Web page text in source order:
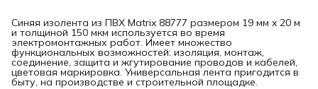
Синяя изолента из ПВХ Matrix 88777 размером 19 мм x 20 м
и толщиной 150 мкм используется во время
электромонтажных работ. Имеет множество
функциональных возможностей: изоляция, монтаж,
соединение, защита и жгутирование проводов и кабелей,
цветовая маркировка. Универсальная лента пригодится в
быту, на производстве и строительной площадке.